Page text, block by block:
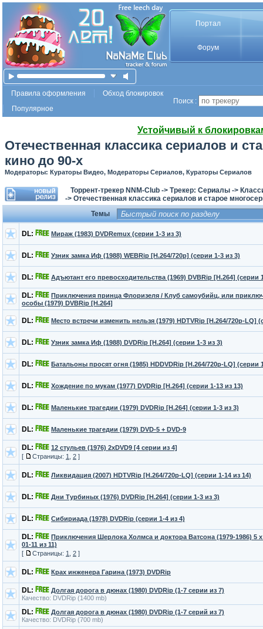
Портал
Форум
Правила оформления
Обход блокировок
Популярное
Поиск :
Устойчивый к
Отечественная классика сериалов и
кино до 90-х
Модераторы: Кураторы Видео, Модераторы Сериалов, Кураторы Сериалов
Торрент-трекер NNM-Club -> Трекер: Сериалы ->
-> Отечественная классика сериалов и старое
Темы
DL: Мираж (1983) DVDRemux (серии 1-3 из 3)
DL: Узник замка Иф (1988) WEBRip [H.264/720p] (серии 1-3 из 3)
DL: Адъютант его превосходительства (1969) DVBRip [H.264] (серии
DL:
Приключения принца Флоризеля / Клуб самоубийц, или
особы (1979) DVBRip [H.264]
DL: Место встречи изменить нельзя (1979) HDTVRip [H.264/720p-LQ]
DL: Узник замка Иф (1988) DVDRip [H.264] (серии 1-3 из 3)
DL: Батальоны просят огня (1985) HDDVDRip [H.264/720p-LQ] (серии
DL: Хождение по мукам (1977) DVDRip [H.264] (серии 1-13 из 13)
DL: Маленькие трагедии (1979) DVDRip [H.264] (серии 1-3 из 3)
DL: Маленькие трагедии (1979) DVD-5 + DVD-9
DL:
12 стульев (1976) 2xDVD9 [4 серии из 4]
[
Страницы: 1 2 ]
DL: Ликвидация (2007) HDTVRip [H.264/720p-LQ] (серии 1-14 из 14)
DL: Дни Турбиных (1976) DVDRip [H.264] (серии 1-3 из 3)
DL: Сибириада (1978) DVDRip (серии 1-4 из 4)
DL:
Приключения Шерлока Холмса и доктора Ватсона (1979-1986) 5 x
01-11 из 11)
[
Страницы: 1 2 ]
DL: Крах инженера Гарина (1973) DVDRip
DL:
Долгая дорога в дюнах (1980) DVDRip (1-7 серии из 7)
Качество: DVDRip (1400 mb)
DL:
Долгая дорога в дюнах (1980) DVDRip (1-7 серий из 7)
Качество: DVDRip (700 mb)